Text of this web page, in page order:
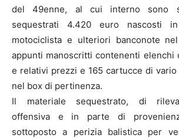
del 49enne, al cui interno sono
sequestrati 4.420 euro nascosti
motociclista e ulteriori banconote
appunti manoscritti contenenti elenchi
e relativi prezzi e 165 cartucce di
nel box di pertinenza.
Il materiale sequestrato, di
offensiva e in parte di
sottoposto a perizia balistica per